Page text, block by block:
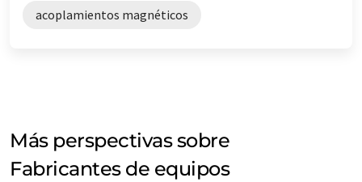
acoplamientos magnéticos
Más perspectivas sobre
Fabricantes de equipos